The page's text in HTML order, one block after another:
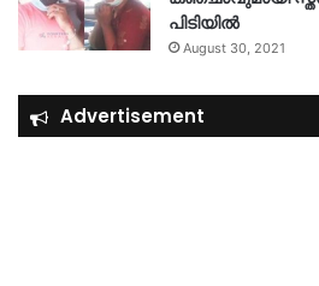
പിടിയിൽ
August 30, 2021
Advertisement